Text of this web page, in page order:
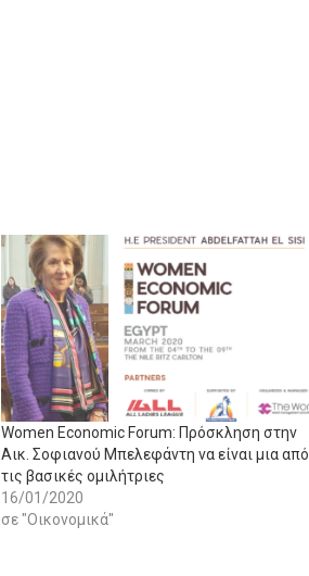
Women Economic Forum: Πρόσκληση στην
Αικ. Σοφιανού Μπελεφάντη να είναι μια από
τις βασικές ομιλήτριες
16/01/2020
σε "Οικονομικά"